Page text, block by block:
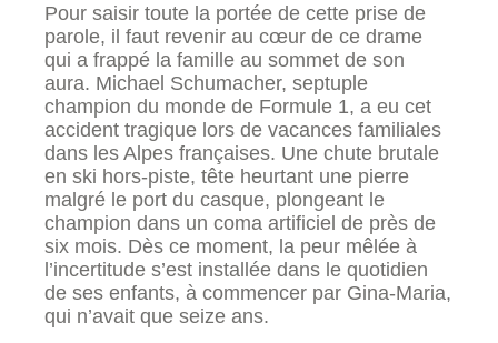
Pour saisir toute la portée de cette prise de
parole, il faut revenir au cœur de ce drame
qui a frappé la famille au sommet de son
aura. Michael Schumacher, septuple
champion du monde de Formule 1, a eu cet
accident tragique lors de vacances familiales
dans les Alpes françaises. Une chute brutale
en ski hors-piste, tête heurtant une pierre
malgré le port du casque, plongeant le
champion dans un coma artificiel de près de
six mois. Dès ce moment, la peur mêlée à
l’incertitude s’est installée dans le quotidien
de ses enfants, à commencer par Gina-Maria,
qui n’avait que seize ans.